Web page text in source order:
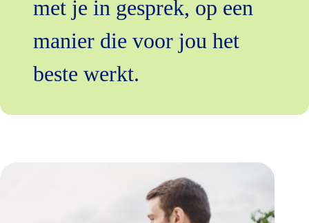
met je in gesprek, op een
manier die voor jou het
beste werkt.